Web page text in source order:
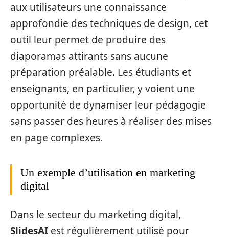
aux utilisateurs une connaissance
approfondie des techniques de design, cet
outil leur permet de produire des
diaporamas attirants sans aucune
préparation préalable. Les étudiants et
enseignants, en particulier, y voient une
opportunité de dynamiser leur pédagogie
sans passer des heures à réaliser des mises
en page complexes.
Un exemple d’utilisation en marketing
digital
Dans le secteur du marketing digital,
SlidesAI est régulièrement utilisé pour